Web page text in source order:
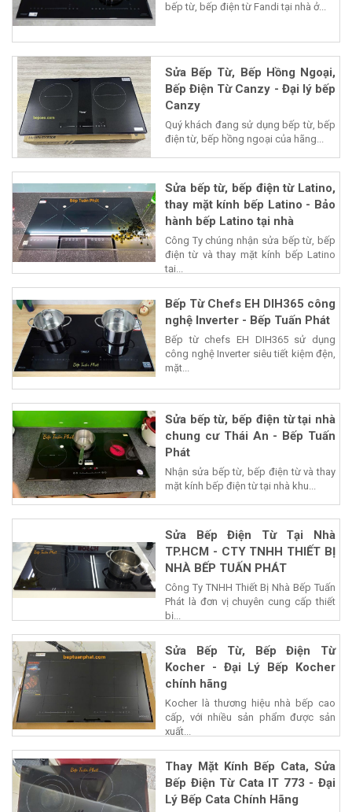
bếp từ, bếp điện từ Fandi tại nhà ở...
Sửa Bếp Từ, Bếp Hồng Ngoại,
Bếp Điện Từ Canzy - Đại lý bếp
Canzy
Quý khách đang sử dụng bếp từ, bếp
điện từ, bếp hồng ngoại của hãng...
Sửa bếp từ, bếp điện từ Latino,
thay mặt kính bếp Latino - Bảo
hành bếp Latino tại nhà
Công Ty chúng nhận sửa bếp từ, bếp
điện từ và thay mặt kính bếp Latino
tại...
Bếp Từ Chefs EH DIH365 công
nghệ Inverter - Bếp Tuấn Phát
Bếp từ chefs EH DIH365 sử dụng
công nghệ Inverter siêu tiết kiệm đện,
mặt...
Sửa bếp từ, bếp điện từ tại nhà
chung cư Thái An - Bếp Tuấn
Phát
Nhận sửa bếp từ, bếp điện từ và thay
mặt kính bếp điện từ tại nhà khu...
Sửa Bếp Điện Từ Tại Nhà
TP.HCM - CTY TNHH THIẾT BỊ
NHÀ BẾP TUẤN PHÁT
Công Ty TNHH Thiết Bị Nhà Bếp Tuấn
Phát là đơn vị chuyên cung cấp thiết
bị...
Sửa Bếp Từ, Bếp Điện Từ
Kocher - Đại Lý Bếp Kocher
chính hãng
Kocher là thương hiệu nhà bếp cao
cấp, với nhiều sản phẩm được sản
xuất...
Thay Mặt Kính Bếp Cata, Sửa
Bếp Điện Từ Cata IT 773 - Đại
Lý Bếp Cata Chính Hãng